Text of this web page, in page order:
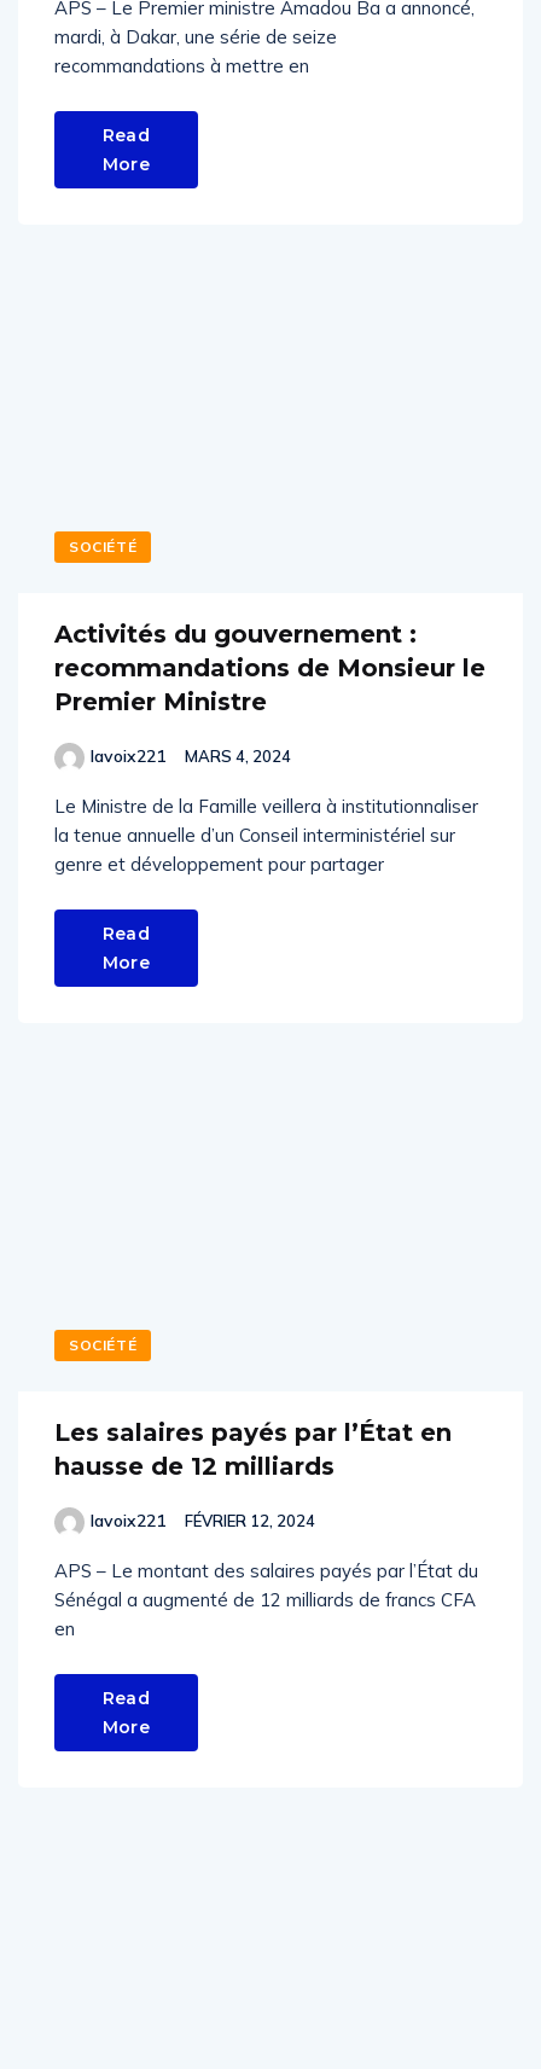
APS – Le Premier ministre Amadou Ba a annoncé,
mardi, à Dakar, une série de seize
recommandations à mettre en
Read
More
SOCIÉTÉ
Activités du gouvernement :
recommandations de Monsieur le
Premier Ministre
lavoix221 MARS 4, 2024
Le Ministre de la Famille veillera à institutionnaliser
la tenue annuelle d’un Conseil interministériel sur
genre et développement pour partager
Read
More
SOCIÉTÉ
Les salaires payés par l’État en
hausse de 12 milliards
lavoix221 FÉVRIER 12, 2024
APS – Le montant des salaires payés par l’État du
Sénégal a augmenté de 12 milliards de francs CFA
en
Read
More